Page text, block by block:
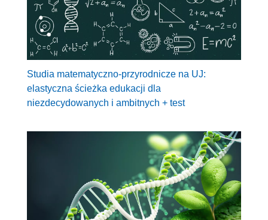
Studia matematyczno-przyrodnicze na UJ:
elastyczna ścieżka edukacji dla
niezdecydowanych i ambitnych + test